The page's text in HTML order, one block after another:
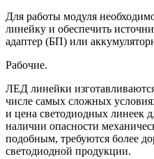
Для работы модуля
линейку и обеспечить
адаптер (БП) или
Рабочие.
ЛЕД линейки
числе самых сложных
и цена светодиодных линеек
наличии опасности
подобным, требуются более
светодиодной продукции.